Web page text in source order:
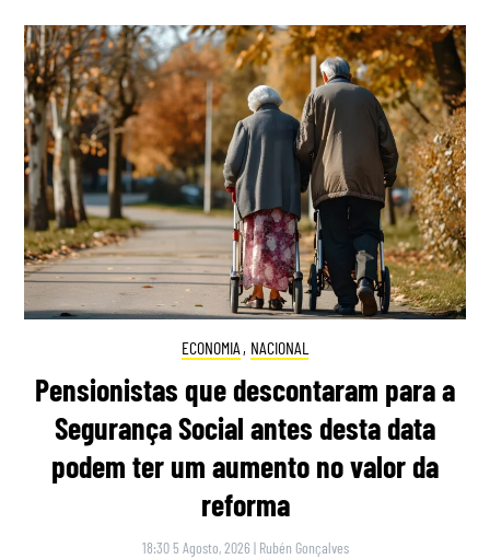
ECONOMIA , NACIONAL
Pensionistas que descontaram para a
Segurança Social antes desta data
podem ter um aumento no valor da
reforma
18:30 5 Agosto, 2026 | Rubén Gonçalves